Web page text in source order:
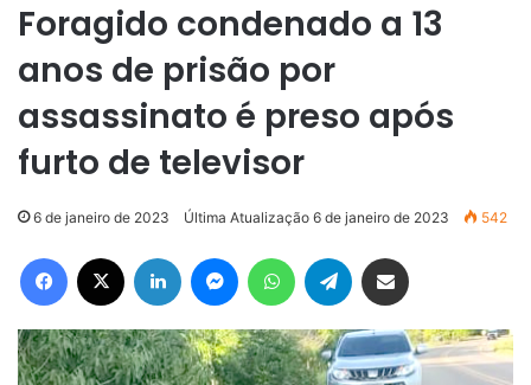
Foragido condenado a 13
anos de prisão por
assassinato é preso após
furto de televisor
6 de janeiro de 2023 Última Atualização 6 de janeiro de 2023 542
Facebook Linkedin MessengerWhatsAppTelegram